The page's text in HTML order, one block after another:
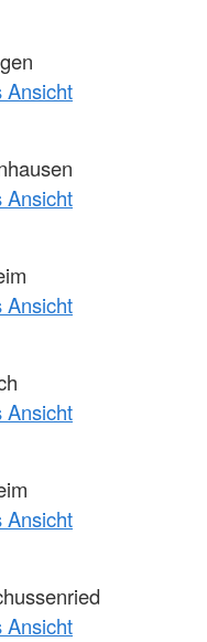
Ansicht
Ansicht
Ansicht
Ansicht
Ansicht
Ansicht